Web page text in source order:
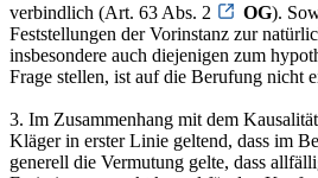
verbindlich (Art. 63 Abs. 2
OG).
Feststellungen der Vorinstanz zur
insbesondere auch diejenigen zum
Frage stellen, ist auf die Berufung nicht
3. Im Zusammenhang mit dem
Kläger in erster Linie geltend, dass im
generell die Vermutung gelte, dass